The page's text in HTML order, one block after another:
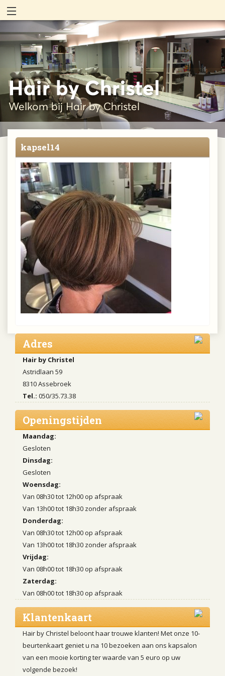
kapsel14
Adres
Hair by Christel
Astridlaan 59
8310 Assebroek
Tel.: 050/35.73.38
Openingstijden
Maandag:
Gesloten
Dinsdag:
Gesloten
Woensdag:
Van 08h30 tot 12h00 op afspraak
Van 13h00 tot 18h30 zonder afspraak
Donderdag:
Van 08h30 tot 12h00 op afspraak
Van 13h00 tot 18h30 zonder afspraak
Vrijdag:
Van 08h00 tot 18h30 op afspraak
Zaterdag:
Van 08h00 tot 18h30 op afspraak
Klantenkaart
Hair by Christel beloont haar trouwe klanten! Met onze 10-
beurtenkaart geniet u na 10 bezoeken aan ons kapsalon
van een mooie korting ter waarde van 5 euro op uw
volgende bezoek!